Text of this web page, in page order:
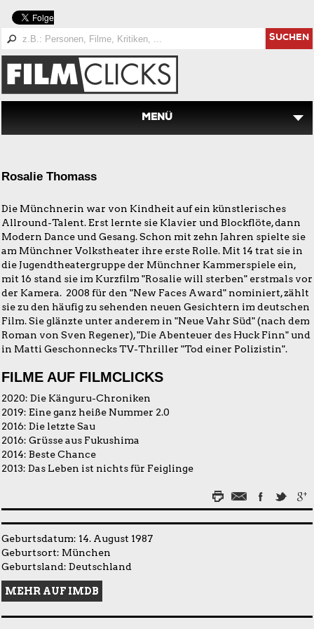
SUCHEN
MENÜ
Rosalie Thomass
Die Münchnerin war von Kindheit auf ein künstlerisches
Allround-Talent. Erst lernte sie Klavier und Blockflöte, dann
Modern Dance und Gesang. Schon mit zehn Jahren spielte sie
am Münchner Volkstheater ihre erste Rolle. Mit 14 trat sie in
die Jugendtheatergruppe der Münchner Kammerspiele ein,
mit 16 stand sie im Kurzfilm "Rosalie will sterben" erstmals vor
der Kamera. 2008 für den "New Faces Award" nominiert, zählt
sie zu den häufig zu sehenden neuen Gesichtern im deutschen
Film. Sie glänzte unter anderem in "Neue Vahr Süd" (nach dem
Roman von Sven Regener), "Die Abenteuer des Huck Finn" und
in Matti Geschonnecks TV-Thriller "Tod einer Polizistin".
FILME AUF FILMCLICKS
2020: Die Känguru-Chroniken
2019: Eine ganz heiße Nummer 2.0
2016: Die letzte Sau
2016: Grüsse aus Fukushima
2014: Beste Chance
2013: Das Leben ist nichts für Feiglinge
Geburtsdatum: 14. August 1987
Geburtsort: München
Geburtsland: Deutschland
MEHR AUF IMDB